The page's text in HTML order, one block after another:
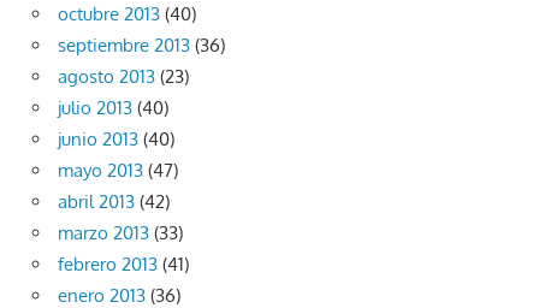
octubre 2013 (40)
septiembre 2013 (36)
agosto 2013 (23)
julio 2013 (40)
junio 2013 (40)
mayo 2013 (47)
abril 2013 (42)
marzo 2013 (33)
febrero 2013 (41)
enero 2013 (36)